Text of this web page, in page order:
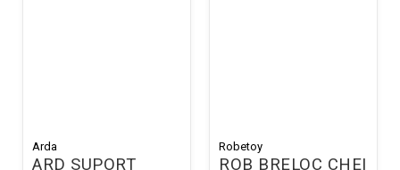
Arda
ARD SUPORT
Robetoy
ROB BRELOC CHEI